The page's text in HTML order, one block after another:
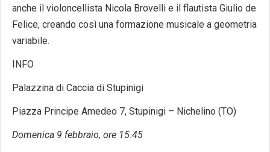
anche il violoncellista Nicola Brovelli e il flautista Giulio de
Felice, creando così una formazione musicale a geometria
variabile.
INFO
Palazzina di Caccia di Stupinigi
Piazza Principe Amedeo 7, Stupinigi – Nichelino (TO)
Domenica 9 febbraio, ore 15.45